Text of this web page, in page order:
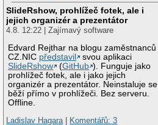
SlideRshow, prohlížeč fotek, ale i
jejich organizér a prezentátor
4.8. 12:22 | Zajímavý software
Edvard Rejthar na blogu zaměstnanců
CZ.NIC představil
svou aplikaci
SlideRshow
(GitHub ). Funguje jako
prohlížeč fotek, ale i jako jejich
organizér a prezentátor. Neinstaluje se,
běží přímo v prohlížeči. Bez serveru.
Offline.
Ladislav Hagara| Komentářů: 3